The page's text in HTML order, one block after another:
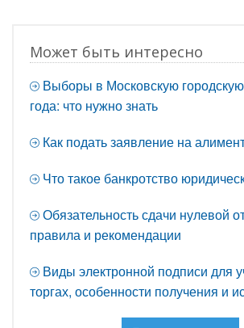
Может быть интересно
Выборы в Московскую
года: что нужно знать
Как подать заявление на
Что такое банкротство
Обязательность сдачи нулевой
правила и рекомендации
Виды электронной подписи для
торгах, особенности получения и